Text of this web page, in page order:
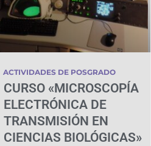
ACTIVIDADES DE POSGRADO
CURSO «MICROSCOPÍA
ELECTRÓNICA DE
TRANSMISIÓN EN
CIENCIAS BIOLÓGICAS»